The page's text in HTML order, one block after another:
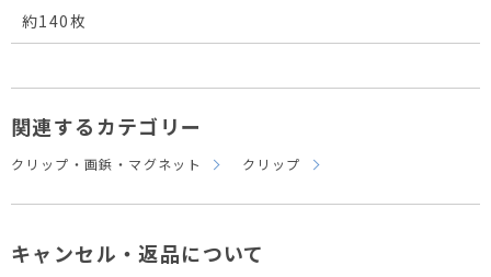
約140枚
関連するカテゴリー
クリップ・画鋲・マグネット クリップ
キャンセル・返品について